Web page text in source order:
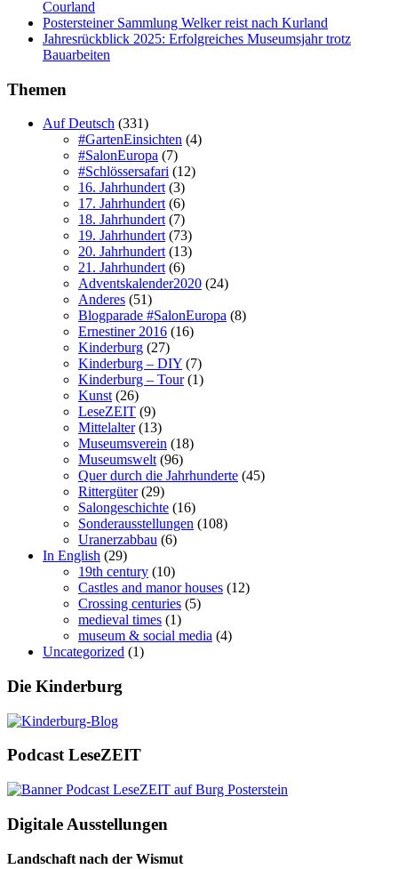
Courland
Postersteiner Sammlung Welker reist nach Kurland
Jahresrückblick 2025: Erfolgreiches Museumsjahr trotz
Bauarbeiten
Themen
Auf Deutsch (331)
#GartenEinsichten (4)
#SalonEuropa (7)
#Schlössersafari (12)
16. Jahrhundert (3)
17. Jahrhundert (6)
18. Jahrhundert (7)
19. Jahrhundert (73)
20. Jahrhundert (13)
21. Jahrhundert (6)
Adventskalender2020 (24)
Anderes (51)
Blogparade #SalonEuropa (8)
Ernestiner 2016 (16)
Kinderburg (27)
Kinderburg – DIY (7)
Kinderburg – Tour(1)
Kunst (26)
LeseZEIT (9)
Mittelalter(13)
Museumsverein (18)
Museumswelt (96)
Quer durch die Jahrhunderte (45)
Rittergüter(29)
Salongeschichte (16)
Sonderausstellungen (108)
Uranerzabbau (6)
In English (29)
19th century (10)
Castles and manor houses (12)
Crossing centuries (5)
medieval times (1)
museum & social media (4)
Uncategorized (1)
Die Kinderburg
Podcast LeseZEIT
Digitale Ausstellungen
Landschaft nach der Wismut